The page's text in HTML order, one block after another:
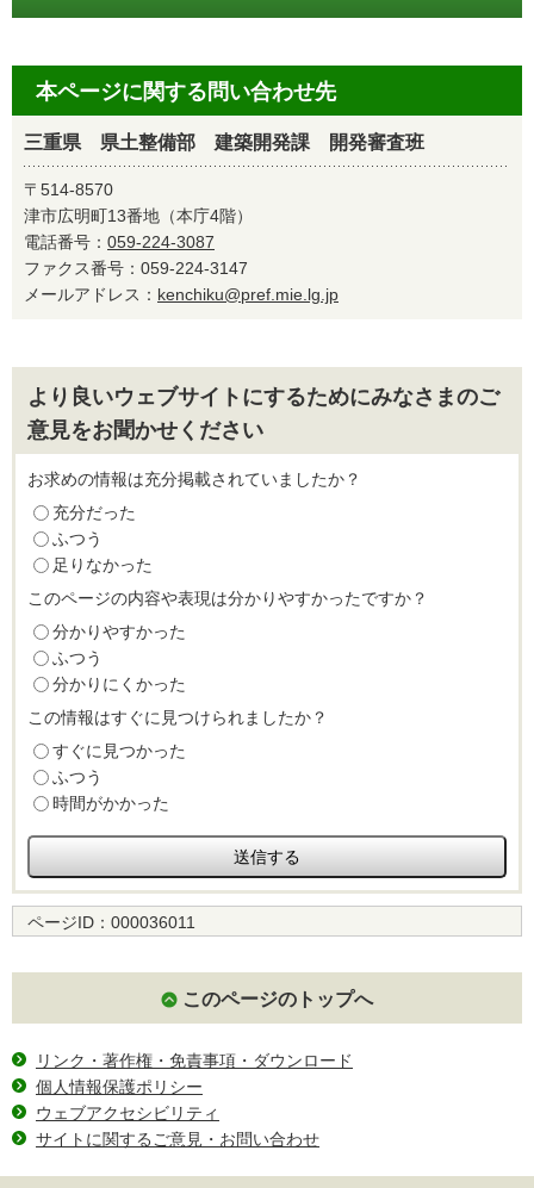
本ページに関する問い合わせ先
三重県 県土整備部 建築開発課 開発審査班
〒514-8570
津市広明町13番地（本庁4階）
電話番号： 059-224-3087
ファクス番号：059-224-3147
メールアドレス： kenchiku@pref.mie.lg.jp
より良いウェブサイトにするためにみなさまのご
意見をお聞かせください
お求めの情報は充分掲載されていましたか？
充分だった
ふつう
足りなかった
このページの内容や表現は分かりやすかったですか？
分かりやすかった
ふつう
分かりにくかった
この情報はすぐに見つけられましたか？
すぐに見つかった
ふつう
時間がかかった
ページID： 000036011
このページのトップへ
リンク・著作権・免責事項・ダウンロード
個人情報保護ポリシー
ウェブアクセシビリティ
サイトに関するご意見・お問い合わせ